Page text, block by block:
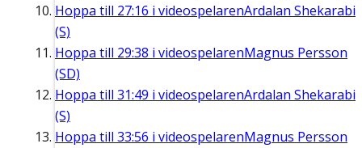
Hoppa till 27:16 i videospelarenArdalan Shekarabi
(S)
Hoppa till 29:38 i videospelarenMagnus Persson
(SD)
Hoppa till 31:49 i videospelarenArdalan Shekarabi
(S)
Hoppa till 33:56 i videospelarenMagnus Persson